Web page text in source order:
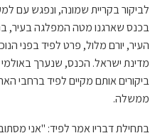
בכנס שארגנו מטה המפלגה בעיר,
העיר, יורם מלול, פרט לפיד בפני
מדינת ישראל. הכנס, שנערך
ביקורים אותם מקיים לפיד ברחבי
ממשלה.
בתחילת דבריו אמר לפיד: "אני